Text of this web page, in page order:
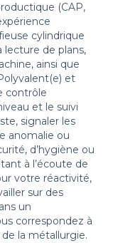
(CAP,
cylindrique
lecture de plans,
ainsi que
et
contrôle
et le suivi
signaler les
anomalie ou
d’hygiène ou
à l’écoute de
votre réactivité,
sur des
un
correspondez à
la métallurgie.